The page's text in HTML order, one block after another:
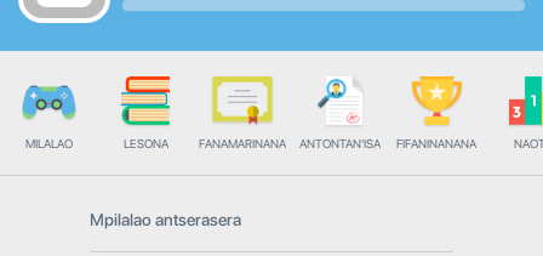
MILALAO LESONA FANAMARINANA ANTONTAN'ISA FIFANINANANA
Mpilalao antserasera